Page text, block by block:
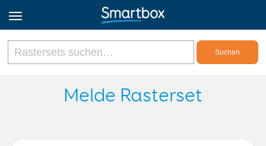
Online Grids
Melde Rasterset